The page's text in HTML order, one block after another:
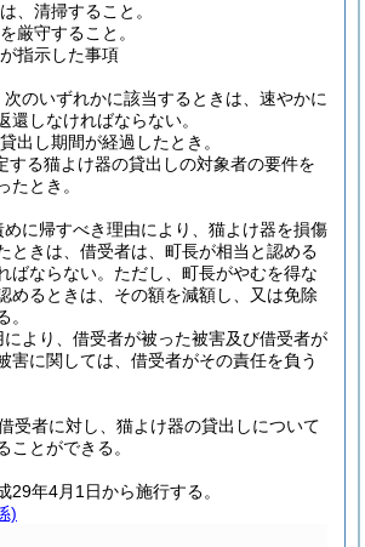
、清掃すること。
厳守すること。
指示した事項
のいずれかに該当するときは、速やかに
還しなければならない。
出し期間が経過したとき。
する猫よけ器の貸出しの対象者の要件を
たとき。
めに帰すべき理由により、猫よけ器を損傷
ときは、借受者は、町長が相当と認める
ばならない。 ただし、町長がやむを得な
めるときは、その額を減額し、又は免除
。
より、借受者が被った被害及び借受者が
害に関しては、借受者がその責任を負う
受者に対し、猫よけ器の貸出しについて
ことができる。
29年4月1日から施行する。
)